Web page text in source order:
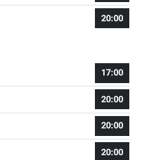
20:00
17:00
20:00
20:00
20:00